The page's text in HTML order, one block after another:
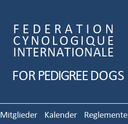
Mitglieder Kalender Reglemente